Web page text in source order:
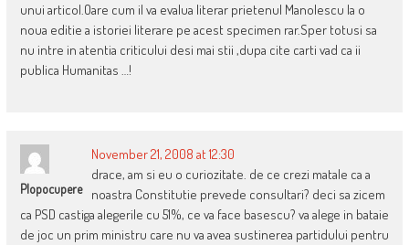
unui articol.Oare cum il va evalua literar prietenul Manolescu la o
noua editie a istoriei literare pe acest specimen rar.Sper totusi sa
nu intre in atentia criticului desi mai stii ,dupa cite carti vad ca ii
publica Humanitas …!
Plopocupere
November 21, 2008 at 12:30
drace, am si eu o curiozitate. de ce crezi matale ca a
noastra Constitutie prevede consultari? deci sa zicem
ca PSD castiga alegerile cu 51%, ce va face basescu? va alege in bataie
de joc un prim ministru care nu va avea sustinerea partidului pentru